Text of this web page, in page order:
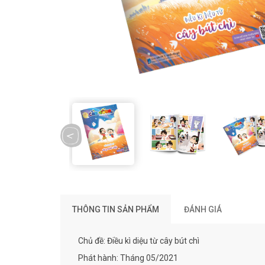
prev
THÔNG TIN SẢN PHẨM ĐÁNH GIÁ
Chủ đề: Điều kì diệu từ cây bút chì
Phát hành: Tháng 05/2021